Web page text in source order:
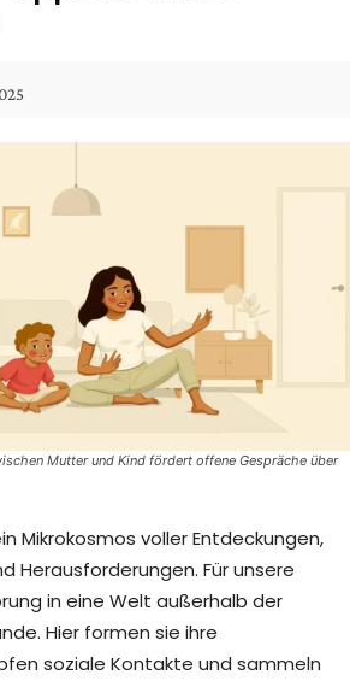
Mutter und Kind fördert offene Gespräche über
Mikrokosmos voller Entdeckungen,
Herausforderungen. Für unsere
in eine Welt außerhalb der
Hier formen sie ihre
soziale Kontakte und sammeln